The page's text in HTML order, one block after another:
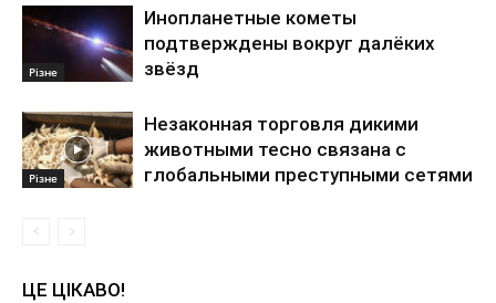
Різне
Инопланетные кометы
подтверждены вокруг далёких
звёзд
Різне
Незаконная торговля дикими
животными тесно связана с
глобальными преступными сетями
ЦЕ ЦІКАВО!